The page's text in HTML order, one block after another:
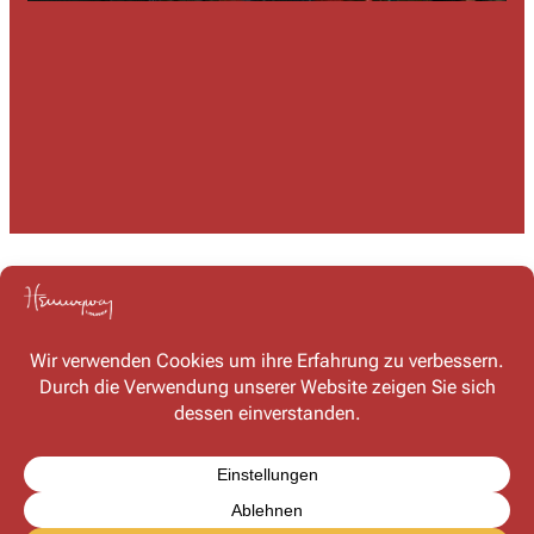
Kontakt
Haben Sie Fragen oder möchten Sie mit uns in Kontakt
treten? Schreiben Sie uns – wir freuen uns auf Ihre
Kontaktformular
FAQ